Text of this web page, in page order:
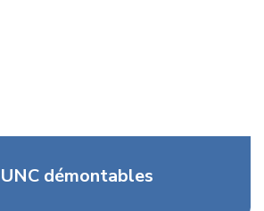
démontables